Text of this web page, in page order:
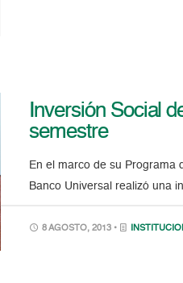
Inversión Social
semestre
En el marco de su Programa
Banco Universal realizó una
8 AGOSTO, 2013 •